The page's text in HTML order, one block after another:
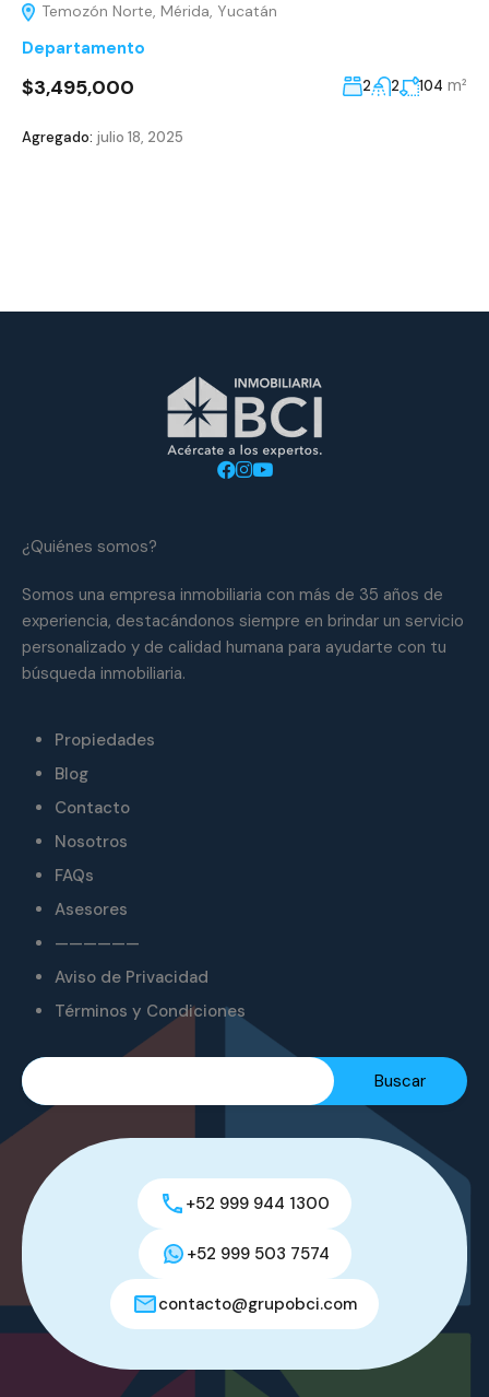
Temozón Norte, Mérida, Yucatán
Departamento
$3,495,000 2 2 104 m²
Agregado: julio 18, 2025
¿Quiénes somos?
Somos una empresa inmobiliaria con más de 35 años de
experiencia, destacándonos siempre en brindar un servicio
personalizado y de calidad humana para ayudarte con tu
búsqueda inmobiliaria.
Propiedades
Blog
Contacto
Nosotros
FAQs
Asesores
——————
Aviso de Privacidad
Términos y Condiciones
+52 999 944 1300
+52 999 503 7574
contacto@grupobci.com